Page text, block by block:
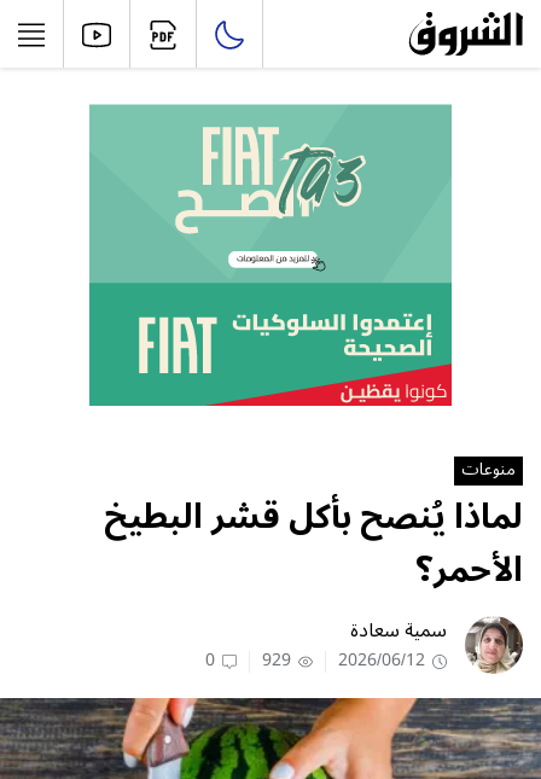
منوعات
لماذا يُنصح بأكل قشر البطيخ
الأحمر؟
سمية سعادة
2026/06/12
929
0